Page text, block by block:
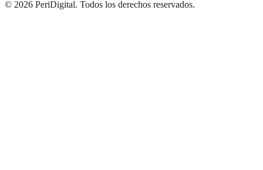
© 2026 PeriDigital. Todos los derechos reservados.